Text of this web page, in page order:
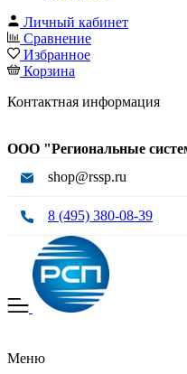
Личный кабинет
Сравнение
Избранное
Корзина
Контактная информация
ООО "Региональные
shop@rssp.ru
8 (495) 380-08-39
Меню